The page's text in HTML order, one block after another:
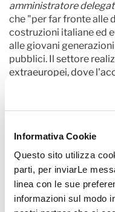
Informativa Cookie
Questo sito utilizza
parti, per inviarLe
linea con le sue
informazioni sul modo
amministratore
che "per far fronte alle
costruzioni italiane ed
alle giovani
pubblici. Il settore
extraeuropei, dove
alle imprese
svalutazione del
esportazioni in
l'attuale versione del
normativi. Siamo
energetica, ma al
realistiche all'uso del
normativa ETS costa
di euro all'anno, tolti